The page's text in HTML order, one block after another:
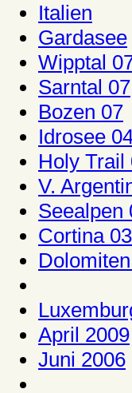
Italien
Gardasee
Wipptal
Sarntal 07
Bozen 07
Idrosee
Holy Trail
V.
Seealpen
Cortina 03
April 2009
Juni 2006